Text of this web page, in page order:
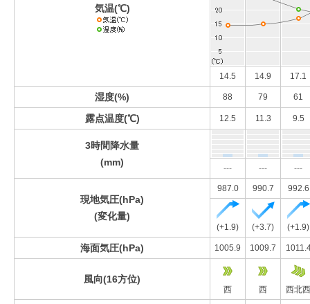
気温(℃)
14.5 14.9 17.1
湿度(%) 88 79 61
露点温度(℃) 12.5 11.3 9.5
3時間降水量
(mm)
--- --- ---
現地気圧(hPa)
(変化量)
987.0 990.7 992.6
(+1.9) (+3.7) (+1.9)
海面気圧(hPa) 1005.9 1009.7
風向(16方位)
西 西 西北西